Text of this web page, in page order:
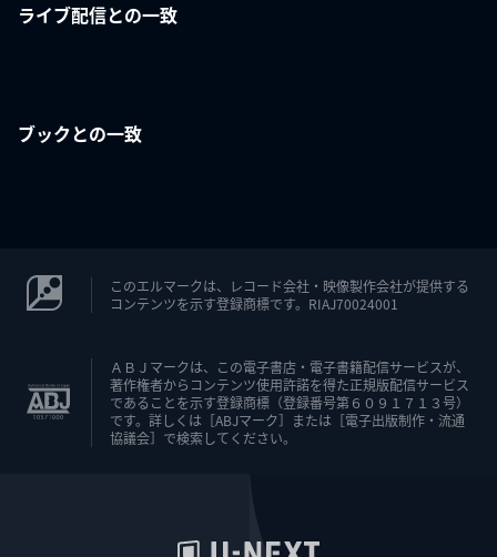
ライブ配信との一致
ブックとの一致
このエルマークは、レコード会社・映像製作会社が提供する
コンテンツを示す登録商標です。RIAJ70024001
ＡＢＪマークは、この電子書店・電子書籍配信サービスが、
著作権者からコンテンツ使用許諾を得た正規版配信サービス
であることを示す登録商標（登録番号第６０９１７１３号）
です。詳しくは［ABJマーク］または［電子出版制作・流通
協議会］で検索してください。